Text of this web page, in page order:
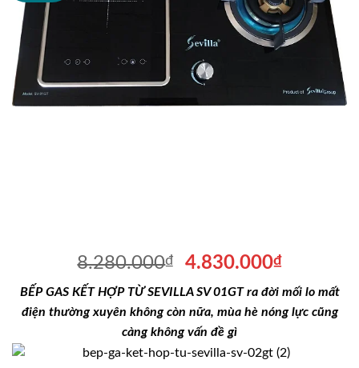
8.280.000₫
Giá
là:
8.280.000₫.
4.830.000₫Giá
hiện
tại
là:
BẾP GAS KẾT HỢP TỪ SEVILLA SV 01GT ra đời mối lo mất
điện thường xuyên không còn nữa, mùa hè nóng lực cũng
càng không vấn đề gì